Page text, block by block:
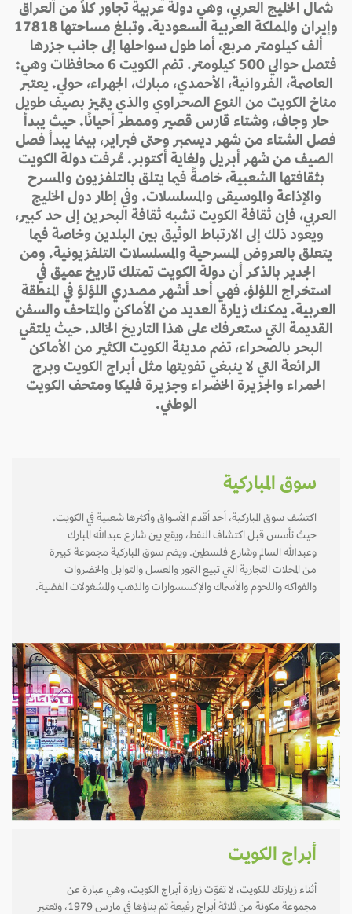
شمال الخليج العربي، وهي دولة عربية تجاور كلاً من العراق
وإيران والمملكة العربية السعودية. وتبلغ مساحتها 17818
ألف كيلومتر مربع، أما طول سواحلها إلى جانب جزرها
فتصل حوالي 500 كيلومتر. تضم الكويت 6 محافظات وهي:
العاصمة، الفروانية، الأحمدي، مبارك، الجهراء، حولي. يعتبر
مناخ الكويت من النوع الصحراوي والذي يتميز بصيف طويل
حار وجاف، وشتاء قارس قصير وممطر أحيانًا. حيث يبدأ
فصل الشتاء من شهر ديسمبر وحتى فبراير، بينما يبدأ فصل
الصيف من شهر أبريل ولغاية أكتوبر. عُرفت دولة الكويت
بثقافتها الشعبية، خاصةً فيما يتلق بالتلفزيون والمسرح
والإذاعة والموسيقى والمسلسلات. وفي إطار دول الخليج
العربي، فإن ثقافة الكويت تشبه ثقافة البحرين إلى حد كبير،
ويعود ذلك إلى الارتباط الوثيق بين البلدين وخاصة فيما
يتعلق بالعروض المسرحية والمسلسلات التلفزيونية. ومن
الجدير بالذكر أن دولة الكويت تمتلك تاريخ عميق في
استخراج اللؤلؤ، فهي أحد أشهر مصدري اللؤلؤ في المنطقة
العربية. يمكنك زيارة العديد من الأماكن والمتاحف والسفن
القديمة التي ستعرفك على هذا التاريخ الخالد. حيث يلتقي
البحر بالصحراء، تضم مدينة الكويت الكثير من الأماكن
الرائعة التي لا ينبغي تفويتها مثل أبراج الكويت وبرج
الحمراء والجزيرة الخضراء وجزيرة فليكا ومتحف الكويت
الوطني.
سوق المباركية
اكتشف سوق المباركية، أحد أقدم الأسواق وأكثرها شعبية في الكويت.
حيث تأسس قبل اكتشاف النفط، ويقع بين شارع عبدالله المبارك
وعبدالله السالم وشارع فلسطين. ويضم سوق المباركية مجموعة كبيرة
من المحلات التجارية التي تبيع التمور والعسل والتوابل والخضروات
والفواكه واللحوم والأسماك والإكسسوارات والذهب والمشغولات الفضية.
أبراج الكويت
أثناء زيارتك للكويت، لا تفوّت زيارة أبراج الكويت، وهي عبارة عن
مجموعة مكونة من ثلاثة أبراج رفيعة تم بناؤها في مارس 1979، وتعتبر